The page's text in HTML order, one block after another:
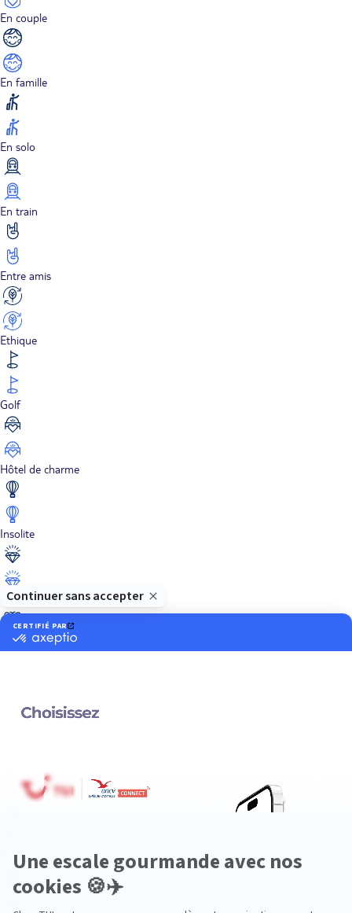
En couple
En famille
En solo
En train
Entre amis
Ethique
Golf
Hôtel de charme
Insolite
Luxe
Plongée
Premium